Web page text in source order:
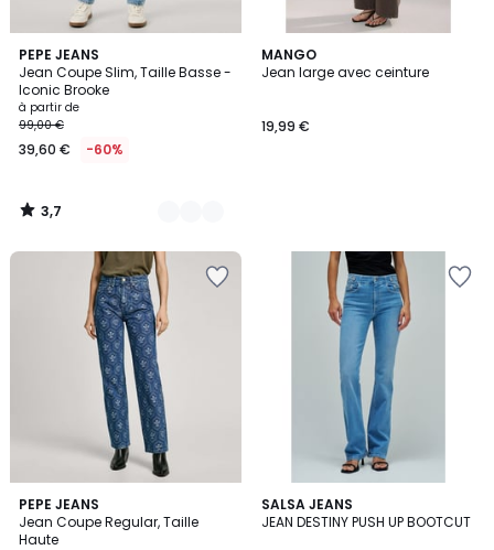
PEPE JEANS
Jean Coupe Slim, Taille Basse -
Iconic Brooke
à partir de
99,00 €
39,60 € -60%
3,7
/ 5
4
Couleurs
3,7
/
MANGO
Jean large avec ceinture
19,99 €
PEPE JEANS
Jean Coupe Regular, Taille
Haute
SALSA JEANS
JEAN DESTINY PUSH UP BOOTCUT